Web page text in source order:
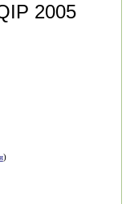
2005
)